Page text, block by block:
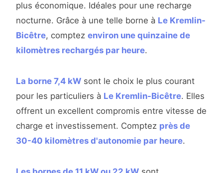
plus économique. Idéales pour une recharge
nocturne. Grâce à une telle borne à Le Kremlin-
Bicêtre, comptez environ une quinzaine de
kilomètres rechargés par heure.
La borne 7,4 kW sont le choix le plus courant
pour les particuliers à Le Kremlin-Bicêtre. Elles
offrent un excellent compromis entre vitesse de
charge et investissement. Comptez près de
30-40 kilomètres d'autonomie par heure.